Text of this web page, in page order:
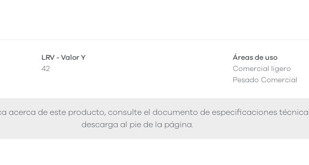
LRV - Valor Y
42
Áreas de uso
Comercial ligero
Pesado Comercial
acerca de este producto, consulte el documento de especificaciones
descarga al pie de la página.